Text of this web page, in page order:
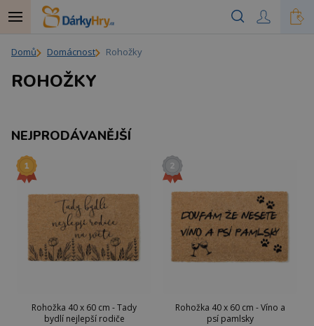
Domů Domácnost Rohožky
ROHOŽKY
NEJPRODÁVANĚJŠÍ
Rohožka 40 x 60 cm - Tady
bydlí nejlepší rodiče
Rohožka 40 x 60 cm - Víno a
psí pamlsky